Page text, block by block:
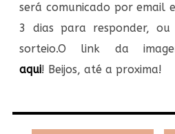
será comunicado por email
3 dias para responder,
sorteio.O link da
aqui! Beijos, até a proxima!